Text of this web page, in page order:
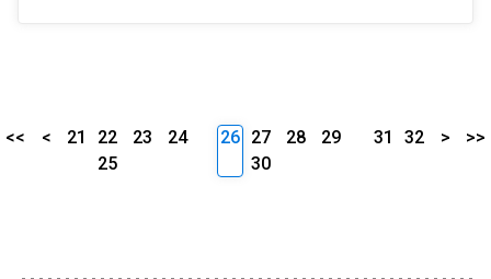
<< < 21 22 23
24
25
26 27 28
29
30
31 32 > >>